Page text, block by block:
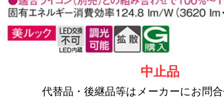
中止品
代替品・後継品等はメーカーにお問